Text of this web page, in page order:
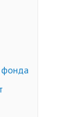
фонда